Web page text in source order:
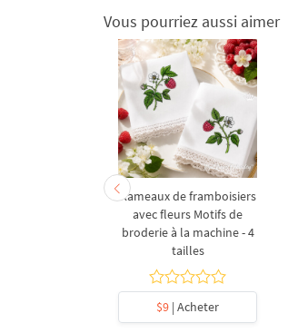
Vous pourriez aussi aimer
Rameaux de framboisiers
avec fleurs Motifs de
broderie à la machine - 4
tailles
$9 | Acheter